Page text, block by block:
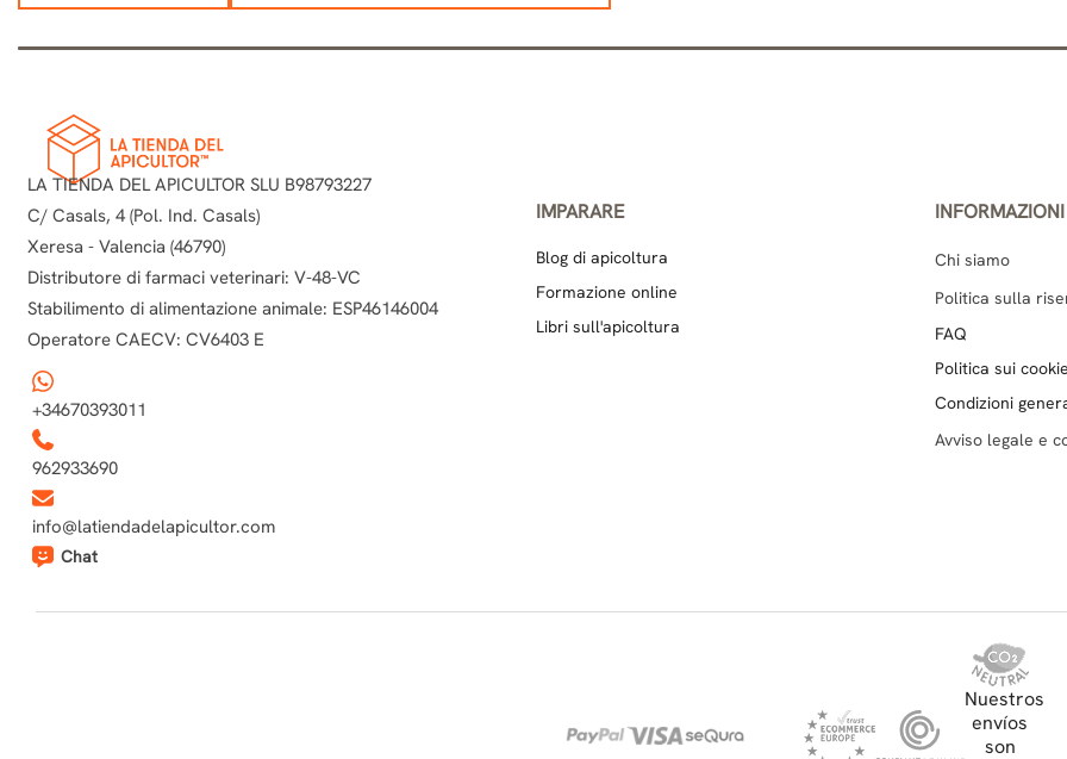
LA TIENDA DEL APICULTOR SLU B98793227
C/ Casals, 4 (Pol. Ind. Casals)
Xeresa - Valencia (46790)
Distributore di farmaci veterinari: V-48-VC
Stabilimento di alimentazione animale: ESP46146004
Operatore CAECV: CV6403 E
+34670393011
962933690
info@latiendadelapicultor.com
Chat
IMPARARE
Blog di apicoltura
Formazione online
Libri sull'apicoltura
INFORMAZIONI
Chi siamo
Politica sulla
FAQ
Politica sui cookie
Condizioni
Avviso legale e
Nuestros
envíos
son